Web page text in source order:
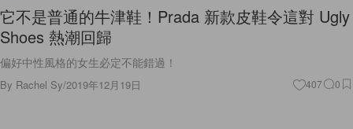
它不是普通的牛津鞋！Prada 新款皮鞋令這對 Ugly
Shoes 熱潮回歸
偏好中性風格的女生必定不能錯過！
By Rachel Sy/2019年12月19日 407 0